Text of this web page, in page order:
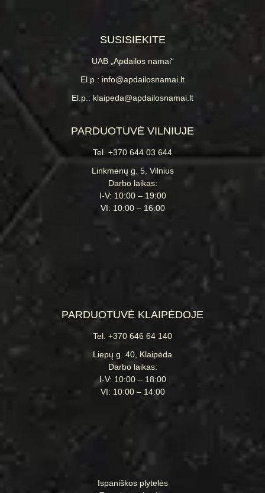
SUSISIEKITE
UAB „Apdailos namai“
El.p.: info@apdailosnamai.lt
El.p.: klaipeda@apdailosnamai.lt
PARDUOTUVĖ VILNIUJE
Tel. +370 644 03 644
Linkmenų g. 5, Vilnius
Darbo laikas:
I-V: 10:00 – 19:00
VI: 10:00 – 16:00
PARDUOTUVĖ KLAIPĖDOJE
Tel. +370 646 64 140
Liepų g. 40, Klaipėda
Darbo laikas:
I-V: 10:00 – 18:00
VI: 10:00 – 14:00
Ispaniškos plytelės